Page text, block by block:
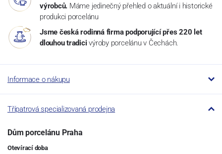
výrobců. Máme jedinečný přehled o aktuální i historické
produkci porcelánu
Jsme česká rodinná firma podporující přes 220 let
dlouhou tradici výroby porcelánu v Čechách.
Informace o nákupu
Třípatrová specializovaná prodejna
Dům porcelánu Praha
Otevírací doba